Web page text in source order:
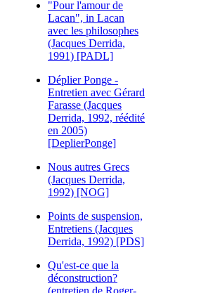
"Pour l'amour de
Lacan", in Lacan
avec les philosophes
(Jacques Derrida,
1991) [PADL]
Déplier Ponge -
Entretien avec Gérard
Farasse (Jacques
Derrida, 1992, réédité
en 2005)
[DeplierPonge]
Nous autres Grecs
(Jacques Derrida,
1992) [NOG]
Points de suspension,
Entretiens (Jacques
Derrida, 1992) [PDS]
Qu'est-ce que la
déconstruction?
(entretien de Roger-